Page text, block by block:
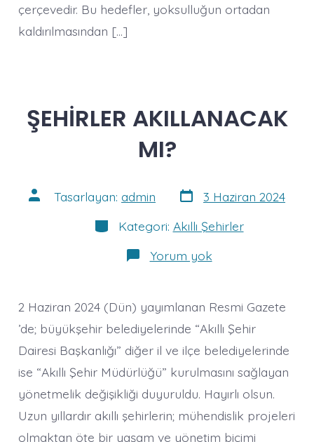
çerçevedir. Bu hedefler, yoksulluğun ortadan
kaldırılmasından […]
ŞEHİRLER AKILLANACAK
MI?
Yazının
yazarı
Tasarlayan: admin Yazı
tarihi
3 Haziran 2024
Kategoriler
Kategori: Akıllı Şehirler
Yorum yokŞEHİRLER
AKILLANACAK
2 Haziran 2024 (Dün) yayımlanan Resmi Gazete
’de; büyükşehir belediyelerinde “Akıllı Şehir
Dairesi Başkanlığı” diğer il ve ilçe belediyelerinde
ise “Akıllı Şehir Müdürlüğü” kurulmasını sağlayan
yönetmelik değişikliği duyuruldu. Hayırlı olsun.
Uzun yıllardır akıllı şehirlerin; mühendislik projeleri
olmaktan öte bir yaşam ve yönetim biçimi